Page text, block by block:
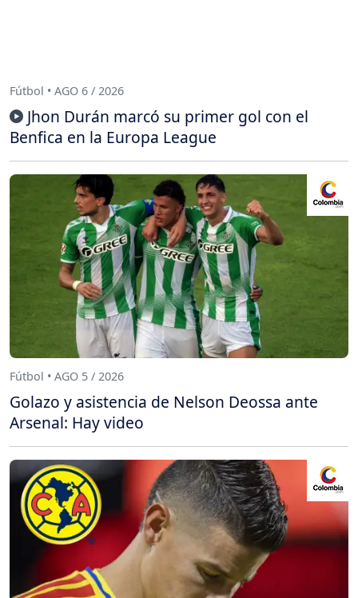
Fútbol • AGO 6 / 2026
Jhon Durán marcó su primer gol con el
Benfica en la Europa League
Fútbol • AGO 5 / 2026
Golazo y asistencia de Nelson Deossa ante
Arsenal: Hay video